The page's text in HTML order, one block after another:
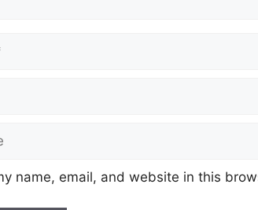
name, email, and website in this